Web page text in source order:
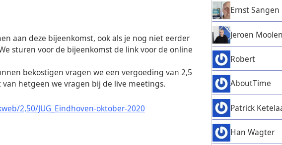
aan deze bijeenkomst, ook als je nog niet eerder
sturen voor de bijeenkomst de link voor de online
bekostigen vragen we een vergoeding van 2,5
hetgeen we vragen bij de live meetings.
2,50/JUG_Eindhoven-oktober-2020
Ernst Sangen
Jeroen
Robert
AboutTime
Patrick
Han Wagter